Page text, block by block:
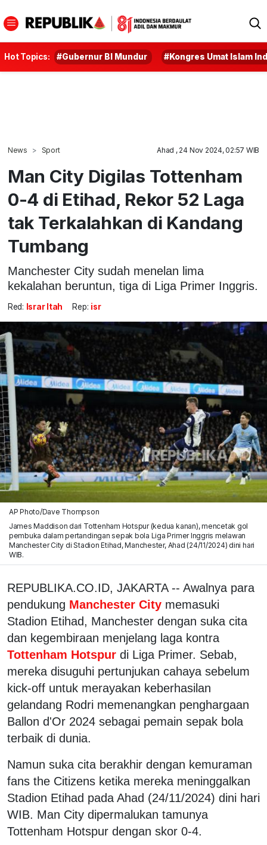
Hot Topics: #Gubernur BI Mundur #Kongres Umat Islam
News Sport Ahad , 24 Nov 2024, 02:57 WIB
Man City Digilas Tottenham
0-4 di Etihad, Rekor 52 Laga
tak Terkalahkan di Kandang
Tumbang
Manchester City sudah menelan lima
kekalahan beruntun, tiga di Liga Primer Inggris.
Red: Israr Itah Rep: isr
AP Photo/Dave Thompson
James Maddison dari Tottenham Hotspur (kedua kanan), mencetak gol
pembuka dalam pertandingan sepak bola Liga Primer Inggris melawan
Manchester City di Stadion Etihad, Manchester, Ahad (24/11/2024) dini hari
WIB.
REPUBLIKA.CO.ID, JAKARTA -- Awalnya para
pendukung Manchester City memasuki
Stadion Etihad, Manchester dengan suka cita
dan kegembiraan menjelang laga kontra
Tottenham Hotspur di Liga Primer. Sebab,
mereka disuguhi pertunjukan cahaya sebelum
kick-off untuk merayakan keberhasilan
gelandang Rodri memenangkan penghargaan
Ballon d'Or 2024 sebagai pemain sepak bola
terbaik di dunia.
Namun suka cita berakhir dengan kemuraman
fans the Citizens ketika mereka meninggalkan
Stadion Etihad pada Ahad (24/11/2024) dini hari
WIB. Man City dipermalukan tamunya
Tottenham Hotspur dengan skor 0-4.